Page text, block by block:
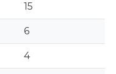
15
6
4